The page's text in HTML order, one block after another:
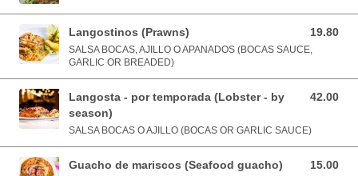
Langostinos (Prawns) 19.80
19.80 USD
SALSA BOCAS, AJILLO O APANADOS (BOCAS SAUCE,
GARLIC OR BREADED)
Langosta - por temporada (Lobster - by
season)
42.00
42.00 USD
SALSA BOCAS O AJILLO (BOCAS OR GARLIC SAUCE)
Guacho de mariscos (Seafood guacho) 15.00
15.00 USD